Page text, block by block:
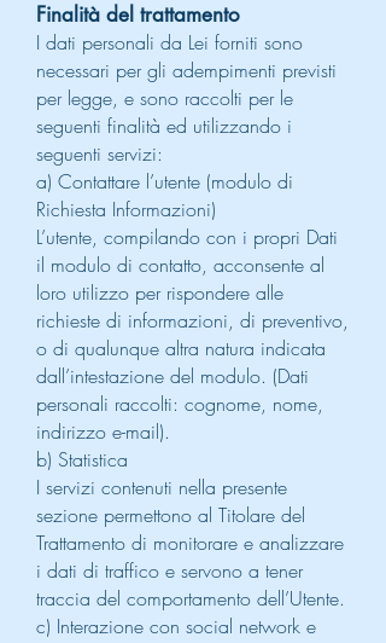
Finalità del trattamento
I dati personali da Lei forniti sono
necessari per gli adempimenti previsti
per legge, e sono raccolti per le
seguenti finalità ed utilizzando i
seguenti servizi:
a) Contattare l’utente (modulo di
Richiesta Informazioni)
L’utente, compilando con i propri Dati
il modulo di contatto, acconsente al
loro utilizzo per rispondere alle
richieste di informazioni, di preventivo,
o di qualunque altra natura indicata
dall’intestazione del modulo. (Dati
personali raccolti: cognome, nome,
indirizzo e-mail).
b) Statistica
I servizi contenuti nella presente
sezione permettono al Titolare del
Trattamento di monitorare e analizzare
i dati di traffico e servono a tener
traccia del comportamento dell’Utente.
c) Interazione con social network e